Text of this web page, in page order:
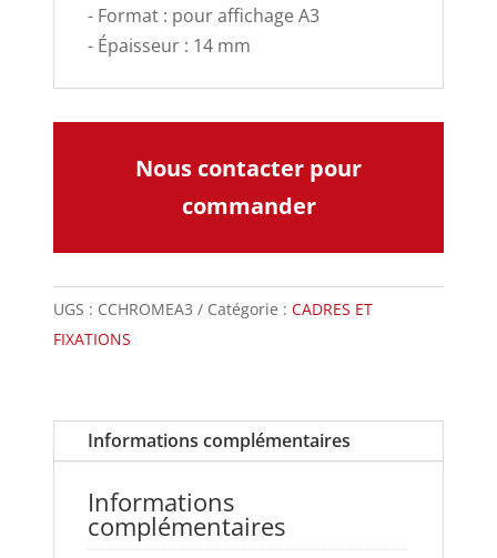
- Format : pour affichage A3
- Épaisseur : 14 mm
Nous contacter pour
commander
UGS : CCHROMEA3 Catégorie :CADRES ET
FIXATIONS
Informations complémentaires
Informations
complémentaires